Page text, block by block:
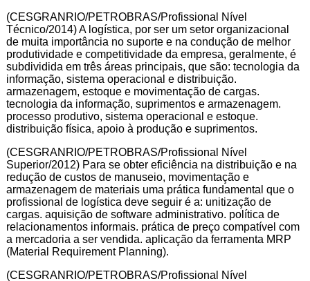
(CESGRANRIO/PETROBRAS/Profissional Nível
Técnico/2014) A logística, por ser um setor organizacional
de muita importância no suporte e na condução de melhor
produtividade e competitividade da empresa, geralmente, é
subdividida em três áreas principais, que são: tecnologia da
informação, sistema operacional e distribuição.
armazenagem, estoque e movimentação de cargas.
tecnologia da informação, suprimentos e armazenagem.
processo produtivo, sistema operacional e estoque.
distribuição física, apoio à produção e suprimentos.
(CESGRANRIO/PETROBRAS/Profissional Nível
Superior/2012) Para se obter eficiência na distribuição e na
redução de custos de manuseio, movimentação e
armazenagem de materiais uma prática fundamental que o
profissional de logística deve seguir é a: unitização de
cargas. aquisição de software administrativo. política de
relacionamentos informais. prática de preço compatível com
a mercadoria a ser vendida. aplicação da ferramenta MRP
(Material Requirement Planning).
(CESGRANRIO/PETROBRAS/Profissional Nível